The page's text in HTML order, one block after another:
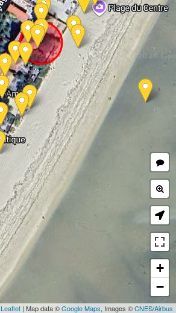
+
−
Leaflet | Map data ©Google Maps, Images ©CNES/Airbus